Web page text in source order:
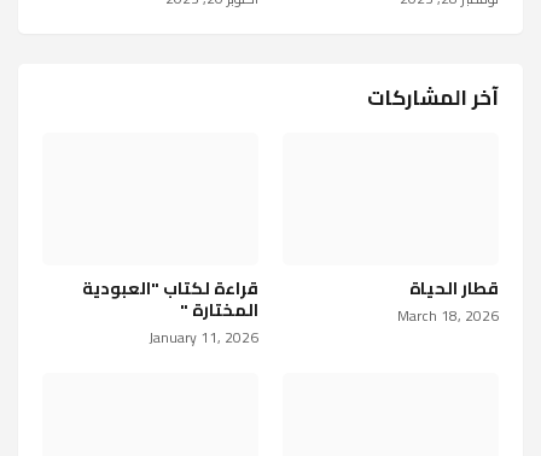
آخر المشاركات
قطار الحياة
March 18, 2026
قراءة لكتاب "العبودية
المختارة "
January 11, 2026